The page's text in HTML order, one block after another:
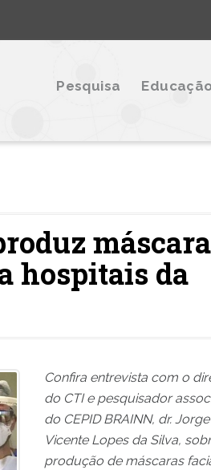
Pesquisa
hospitais da
Confira entrevista com o
do CTI e pesquisador
do CEPID BRAINN, dr. Jorge
Vicente Lopes da Silva,
produção de máscaras